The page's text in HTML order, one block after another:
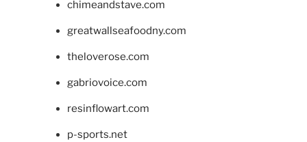
chimeandstave.com
greatwallseafoodny.com
theloverose.com
gabriovoice.com
resinflowart.com
p-sports.net